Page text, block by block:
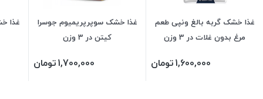
غذا خشک گربه بالغ ونپی طعم
مرغ بدون غلات در 3 وزن
1,600,000تومان
غذا خشک سوپرپریمیوم جوسرا
کیتن در 3 وزن
1,700,000تومان
غذا